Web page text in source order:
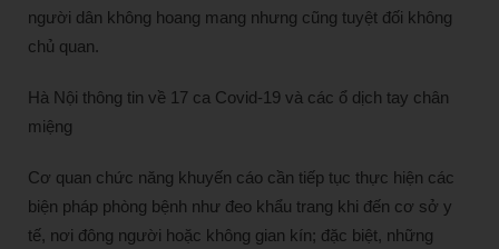
người dân không hoang mang nhưng cũng tuyệt đối không
chủ quan.
Hà Nội thông tin về 17 ca Covid-19 và các ổ dịch tay chân
miệng
Cơ quan chức năng khuyến cáo cần tiếp tục thực hiện các
biện pháp phòng bệnh như đeo khẩu trang khi đến cơ sở y
tế, nơi đông người hoặc không gian kín; đặc biệt, những